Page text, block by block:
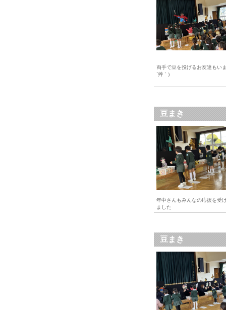
両手で豆を投げるお友達もい
´艸｀)
豆まき
年中さんもみんなの応援を受
ました
豆まき